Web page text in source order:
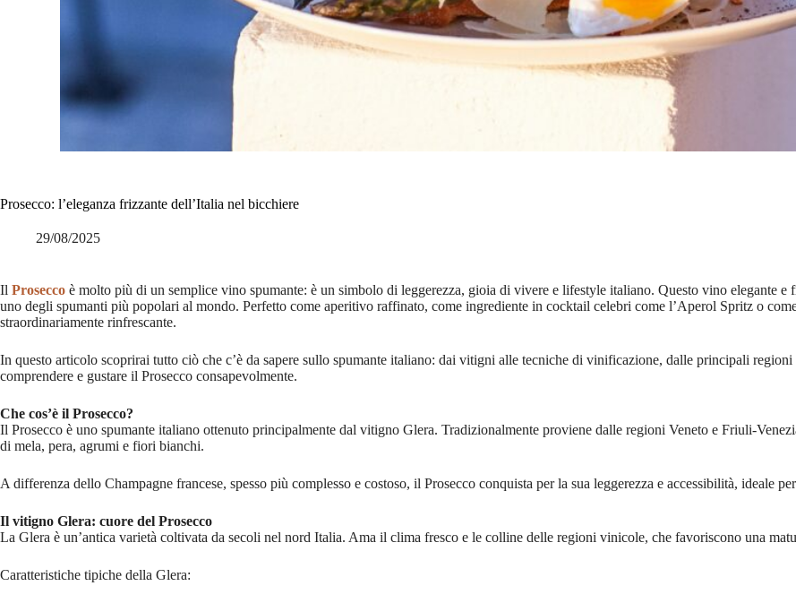
Prosecco: l’eleganza frizzante dell’Italia nel bicchiere
29/08/2025
Il Prosecco è molto più di un semplice vino spumante: è un simbolo di leggerezza, gioia di vivere e lifestyle italiano. Questo vino elegante
uno degli spumanti più popolari al mondo. Perfetto come aperitivo raffinato, come ingrediente in cocktail celebri come l’Aperol Spritz o
straordinariamente rinfrescante.
In questo articolo scoprirai tutto ciò che c’è da sapere sullo spumante italiano: dai vitigni alle tecniche di vinificazione, dalle principali
comprendere e gustare il Prosecco consapevolmente.
Che cos’è il Prosecco?
Il Prosecco è uno spumante italiano ottenuto principalmente dal vitigno Glera. Tradizionalmente proviene dalle regioni Veneto e Friuli-
di mela, pera, agrumi e fiori bianchi.
A differenza dello Champagne francese, spesso più complesso e costoso, il Prosecco conquista per la sua leggerezza e accessibilità, ideale
Il vitigno Glera: cuore del Prosecco
La Glera è un’antica varietà coltivata da secoli nel nord Italia. Ama il clima fresco e le colline delle regioni vinicole, che favoriscono una
Caratteristiche tipiche della Glera: